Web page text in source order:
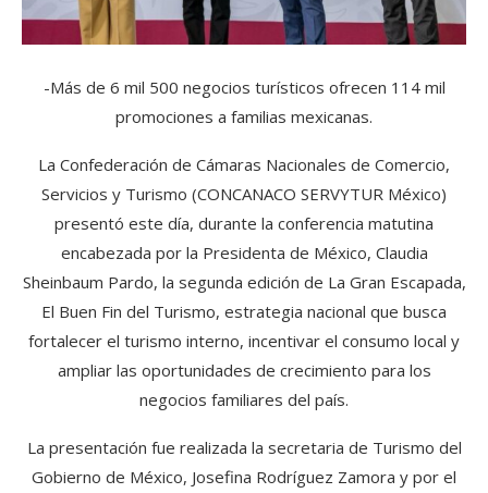
-Más de 6 mil 500 negocios turísticos ofrecen 114 mil
promociones a familias mexicanas.
La Confederación de Cámaras Nacionales de Comercio,
Servicios y Turismo (CONCANACO SERVYTUR México)
presentó este día, durante la conferencia matutina
encabezada por la Presidenta de México, Claudia
Sheinbaum Pardo, la segunda edición de La Gran Escapada,
El Buen Fin del Turismo, estrategia nacional que busca
fortalecer el turismo interno, incentivar el consumo local y
ampliar las oportunidades de crecimiento para los
negocios familiares del país.
La presentación fue realizada la secretaria de Turismo del
Gobierno de México, Josefina Rodríguez Zamora y por el